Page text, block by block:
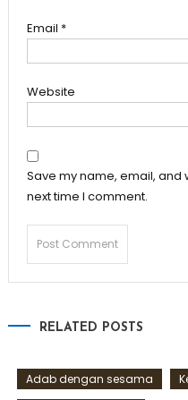
Email *
Website
Save my name, email, and
next time I comment.
RELATED POSTS
Adab dengan sesama